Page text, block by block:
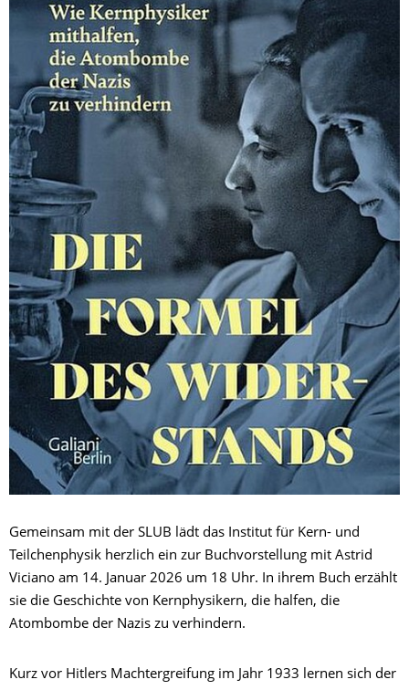
Gemeinsam mit der SLUB lädt das Institut für Kern- und
Teilchenphysik herzlich ein zur Buchvorstellung mit Astrid
Viciano am 14. Januar 2026 um 18 Uhr. In ihrem Buch erzählt
sie die Geschichte von Kernphysikern, die halfen, die
Atombombe der Nazis zu verhindern.
Kurz vor Hitlers Machtergreifung im Jahr 1933 lernen sich der